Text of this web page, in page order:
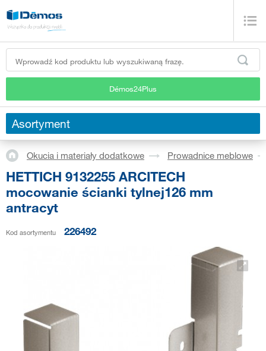
Démos24Plus
Asortyment
Okucia i materiały dodatkowe Prowadnice meblowe
HETTICH 9132255 ARCITECH
mocowanie ścianki tylnej126 mm
antracyt
Kod asortymentu 226492